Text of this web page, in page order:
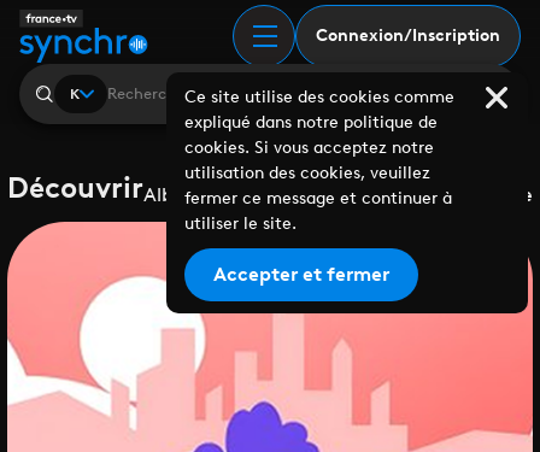
Connexion/Inscription
K
DécouvrirAlbumsPlaylistsCollaborationsLabels Genre
Ce site utilise des cookies comme
expliqué dans notre politique de
cookies. Si vous acceptez notre
utilisation des cookies, veuillez
fermer ce message et continuer à
utiliser le site.
Accepter et fermer